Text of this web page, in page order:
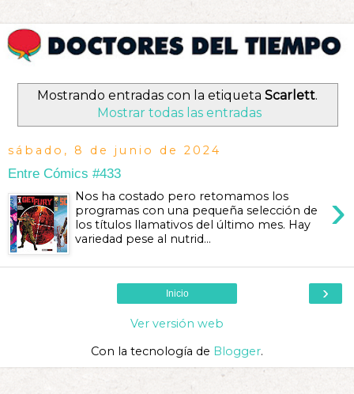
Mostrando entradas con la etiqueta Scarlett.
Mostrar todas las entradas
sábado, 8 de junio de 2024
Entre Cómics #433
›
Nos ha costado pero retomamos los
programas con una pequeña selección de
los títulos llamativos del último mes. Hay
variedad pese al nutrid...
›
Inicio
Ver versión web
Con la tecnología de Blogger.